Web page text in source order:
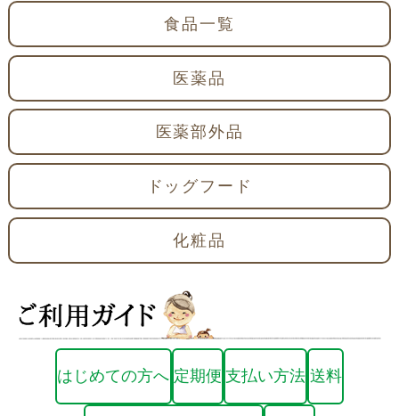
食品一覧
医薬品
医薬部外品
ドッグフード
化粧品
はじめての方へ 定期便 支払い方法 送料